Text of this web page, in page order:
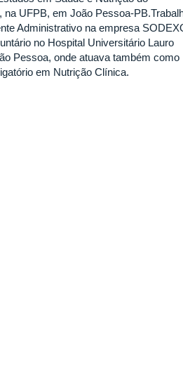
na UFPB, em João Pessoa-
Administrativo na empresa
no Hospital Universitário Lauro
Pessoa, onde atuava também como
em Nutrição Clínica.